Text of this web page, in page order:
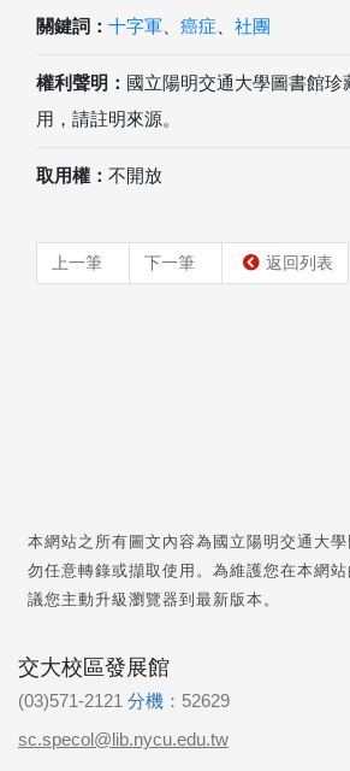
關鍵詞： 十字軍 癌症 社團
權利聲明： 國立陽明交通大學圖書館珍
用，請註明來源。
取用權： 不開放
上一筆 下一筆 返回列表
本網站之所有圖文內容為國立陽明交通大
勿任意轉錄或擷取使用。為維護您在本網
議您主動升級瀏覽器到最新版本。
交大校區發展館
(03)571-2121 分機： 52629
sc.specol@lib.nycu.edu.tw